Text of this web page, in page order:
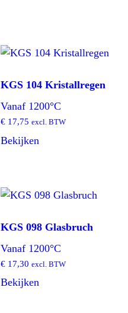
KGS 104 Kristallregen
Vanaf 1200°C
€17,75 excl. BTW
Bekijken
KGS 098 Glasbruch
Vanaf 1200°C
€17,30 excl. BTW
Bekijken